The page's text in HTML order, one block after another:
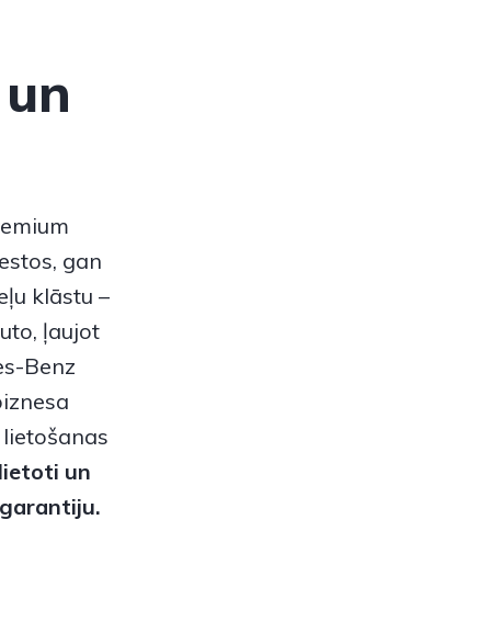
gan
klāstu –
ļaujot
Benz
lietoti un